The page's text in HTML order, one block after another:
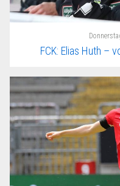
FCK: Elias Huth –